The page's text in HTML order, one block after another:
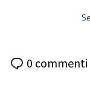
0 commenti